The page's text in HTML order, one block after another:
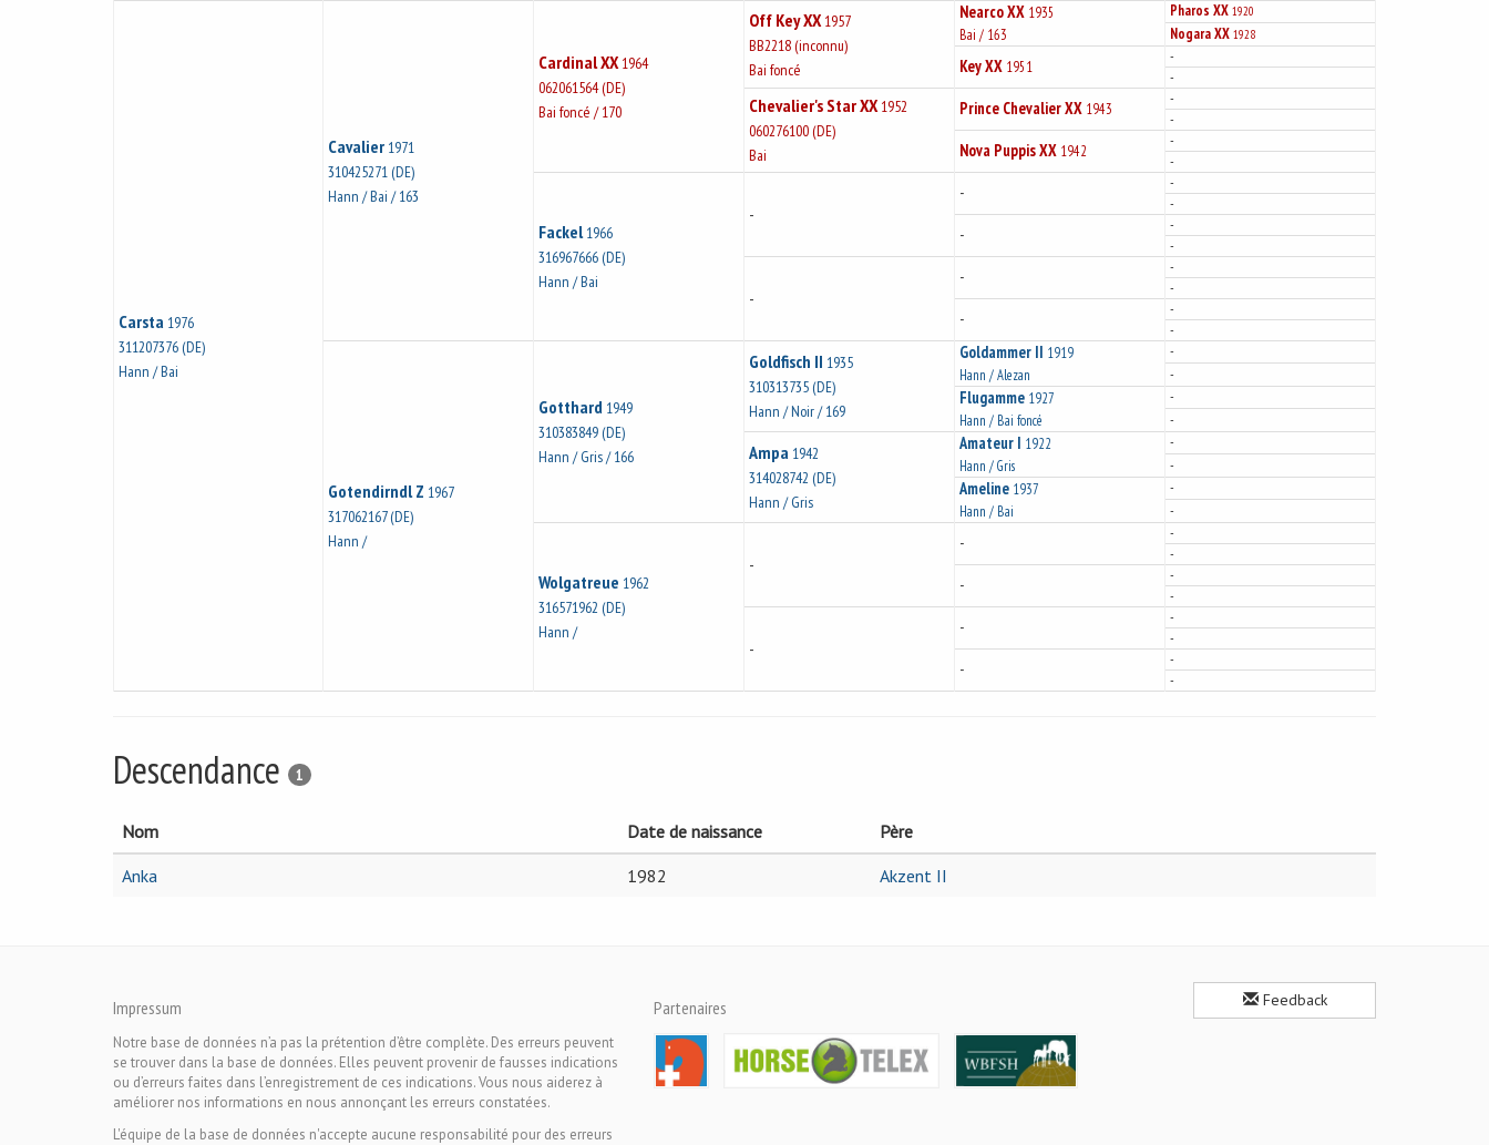
Carsta 1976
311207376 (DE)
Hann / Bai
Cavalier 1971
310425271 (DE)
Hann / Bai / 163
Cardinal XX 1964
062061564 (DE)
Bai foncé / 170
Off Key XX 1957
BB2218 (inconnu)
Bai foncé
Nearco XX 1935
Bai / 163
Pharos XX 1920
Nogara XX 1928
Key XX 1951
-
-
Chevalier's Star XX 1952
060276100 (DE)
Bai
Prince Chevalier XX 1943
-
-
Nova Puppis XX 1942
-
-
Fackel 1966
316967666 (DE)
Hann / Bai
-
-
-
-
-
-
-
-
-
-
-
-
-
-
Gotendirndl Z 1967
317062167 (DE)
Hann /
Gotthard 1949
310383849 (DE)
Hann / Gris / 166
Goldfisch II 1935
310313735 (DE)
Hann / Noir / 169
Goldammer II 1919
Hann / Alezan
-
-
Flugamme 1927
Hann / Bai foncé
-
-
Ampa 1942
314028742 (DE)
Hann / Gris
Amateur I 1922
Hann / Gris
-
-
Ameline 1937
Hann / Bai
-
-
Wolgatreue 1962
316571962 (DE)
Hann /
-
-
-
-
-
-
-
-
-
-
-
-
-
-
Descendance 1
Nom Date de naissance
Père
Anka
1982 Akzent II
Impressum
Notre base de données n’a pas la prétention d’être complète. Des erreurs peuvent
se trouver dans la base de données. Elles peuvent provenir de fausses indications
ou d’erreurs faites dans l’enregistrement de ces indications. Vous nous aiderez à
améliorer nos informations en nous annonçant les erreurs constatées.
L'équipe de la base de données n'accepte aucune responsabilité pour des erreurs
Partenaires Feedback